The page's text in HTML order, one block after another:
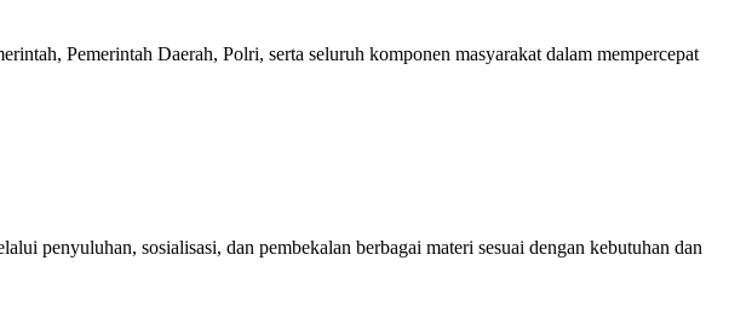
Pemerintah Daerah, Polri, serta seluruh komponen masyarakat dalam mempercepat
penyuluhan, sosialisasi, dan pembekalan berbagai materi sesuai dengan kebutuhan dan